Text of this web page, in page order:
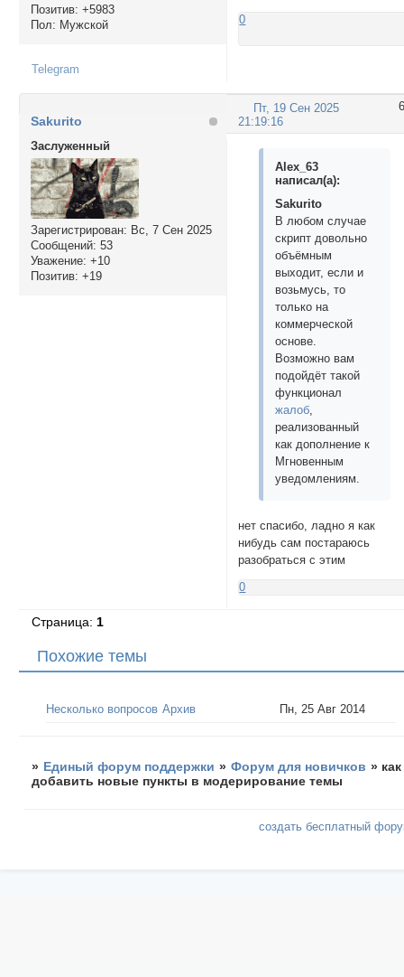
Позитив: +5983
Пол: Мужской
0
Telegram
6
Пт, 19 Сен 2025
21:19:16
Sakurito
Заслуженный
Зарегистрирован: Вс, 7 Сен 2025
Сообщений: 53
Уважение: +10
Позитив: +19
Alex_63
написал(а):
Sakurito
В любом случае
скрипт довольно
объёмным
выходит, если и
возьмусь, то
только на
коммерческой
основе.
Возможно вам
подойдёт такой
функционал
жалоб,
реализованный
как дополнение к
Мгновенным
уведомлениям.
нет спасибо, ладно я как
нибудь сам постараюсь
разобраться с этим
0
Страница:1
Похожие темы
Несколько вопросов Архив Пн, 25 Авг 2014
» Единый форум поддержки » Форум для новичков » как
добавить новые пункты в модерирование темы
создать бесплатный